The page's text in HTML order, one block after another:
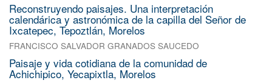
Reconstruyendo paisajes. Una interpretación
calendárica y astronómica de la capilla del Señor de
Ixcatepec, Tepoztlán, Morelos
FRANCISCO SALVADOR GRANADOS SAUCEDO
Paisaje y vida cotidiana de la comunidad de
Achichipico, Yecapixtla, Morelos